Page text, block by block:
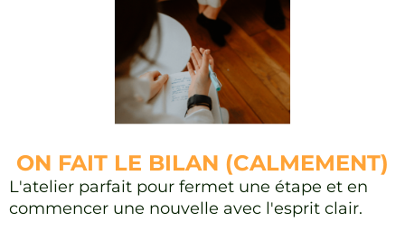
ON FAIT LE BILAN (CALMEMENT)
L'atelier parfait pour fermet une étape et en
commencer une nouvelle avec l'esprit clair.